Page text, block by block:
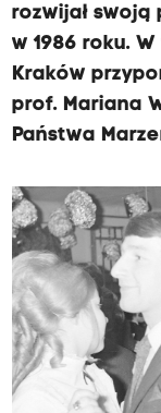
rozwijał swoją
w 1986 roku.
Kraków
prof. Mariana
Państwa